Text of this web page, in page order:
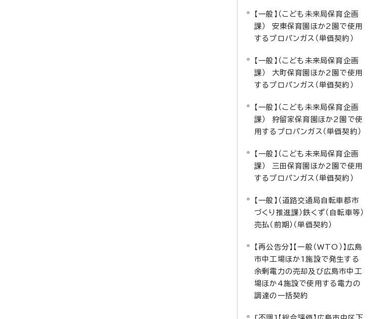
【一般】（こども未来局保育企画
課） 安東保育園ほか2園で使用
するプロパンガス（単価契約）
【一般】（こども未来局保育企画
課） 大町保育園ほか2園で使用
するプロパンガス（単価契約）
【一般】（こども未来局保育企画
課） 狩留家保育園ほか2園で使
用するプロパンガス（単価契約）
【一般】（こども未来局保育企画
課） 三田保育園ほか2園で使用
するプロパンガス（単価契約）
【一般】（道路交通局自転車都市
づくり推進課）鉄くず（自転車等）
売払（前期）（単価契約）
【再公告分】【一般（WTO）】広島
市中工場ほか1施設で発生する
余剰電力の売却及び広島市中工
場ほか4施設で使用する電力の
調達の一括契約